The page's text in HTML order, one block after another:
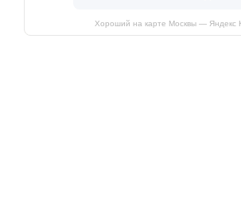
Хороший на карте Москвы — Яндекс